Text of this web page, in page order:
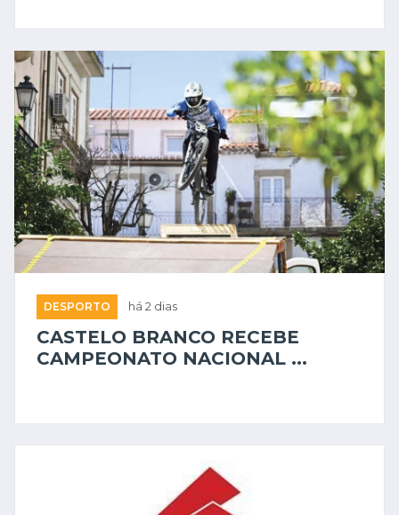
DESPORTO há 2 dias
CASTELO BRANCO RECEBE
CAMPEONATO NACIONAL ...